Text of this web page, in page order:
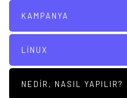
KAMPANYA
LINUX
NEDIR, NASIL YAPILIR?